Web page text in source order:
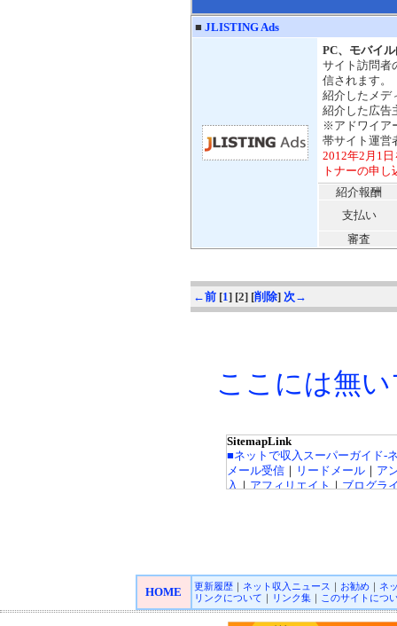
■ JLISTING Ads
PC、モバイ
サイト訪問者
信されます。
紹介したメデ
紹介した広告
※アドワイア
帯サイト運営
2012年2月1
トナーの申
紹介報酬
支払い
審査
←前 [1] [2] [削除] 次→
ここには無
SitemapLink
■ネットで収入スーパーガイド-
メール受信
リードメール
ア
入｜アフィリエイト｜ブログラ
■オンラインカジノ☆スーパー
Playtech/プレイテック ｜
ロゲーミング｜CryptoLogic/ク
HOME 更新履歴｜ ネット収入ニュース ｜ お勧め｜ ネ
リンクについて ｜ リンク集｜ このサイトにつ